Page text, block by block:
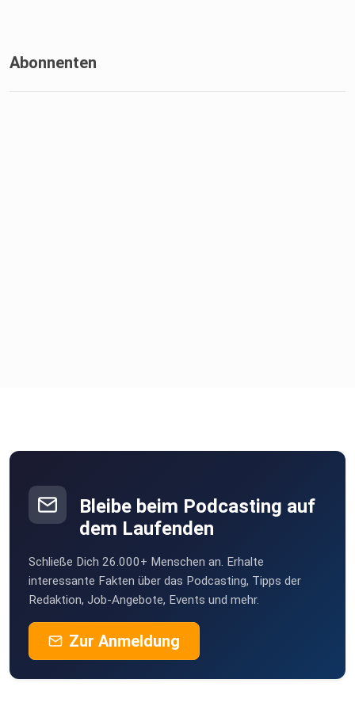
Abonnenten
Bleibe beim Podcasting auf
dem Laufenden
Schließe Dich 26.000+ Menschen an. Erhalte
interessante Fakten über das Podcasting, Tipps der
Redaktion, Job-Angebote, Events und mehr.
Zur Anmeldung